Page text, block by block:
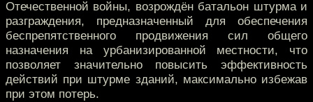
Отечественной войны, возрождён батальон штурма и
разграждения, предназначенный для обеспечения
беспрепятственного продвижения сил общего
назначения на урбанизированной местности, что
позволяет значительно повысить эффективность
действий при штурме зданий, максимально избежав
при этом потерь.